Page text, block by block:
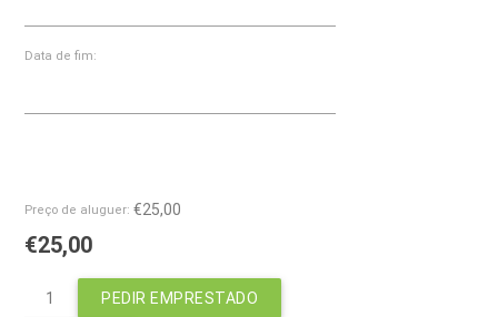
Data de fim:
Preço de aluguer: €25,00
€25,00
PEDIR EMPRESTADO